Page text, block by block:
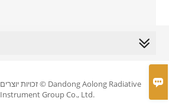

זכויות יוצרים © Dandong Aolong Radiative
Instrument Group Co., Ltd.